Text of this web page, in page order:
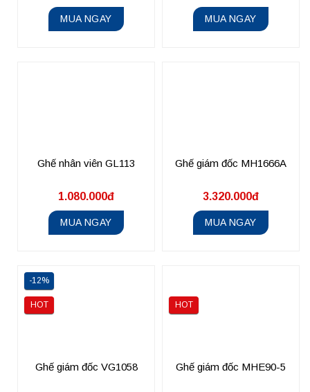
MUA NGAY MUA NGAY
Ghế nhân viên GL113
1.080.000đ
MUA NGAY
Ghế giám đốc MH1666A
3.320.000đ
MUA NGAY
-12%
HOT
Ghế giám đốc VG1058
HOT
Ghế giám đốc MHE90-5